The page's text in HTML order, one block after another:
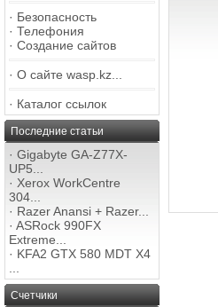
· Безопасность
· Телефония
· Создание сайтов
· О сайте wasp.kz...
· Каталог ссылок
Последние статьи
· Gigabyte GA-Z77X-
UP5...
· Xerox WorkCentre
304...
· Razer Anansi + Razer...
· ASRock 990FX
Extreme...
· KFA2 GTX 580 MDT X4
Счетчики